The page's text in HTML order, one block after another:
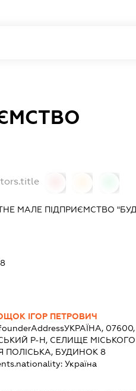
МАЛЕ ПІДПРИЄМСТВО
ІГОР ПЕТРОВИЧ
УКРАЇНА,
Р-Н, СЕЛИЩЕ МІСЬКОГО
ПОЛІСЬКА, БУДИНОК 8
Україна